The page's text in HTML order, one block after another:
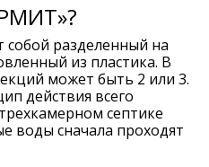
собой разделенный на
из пластика. В
может быть 2 или 3.
действия всего
септике
воды сначала проходят